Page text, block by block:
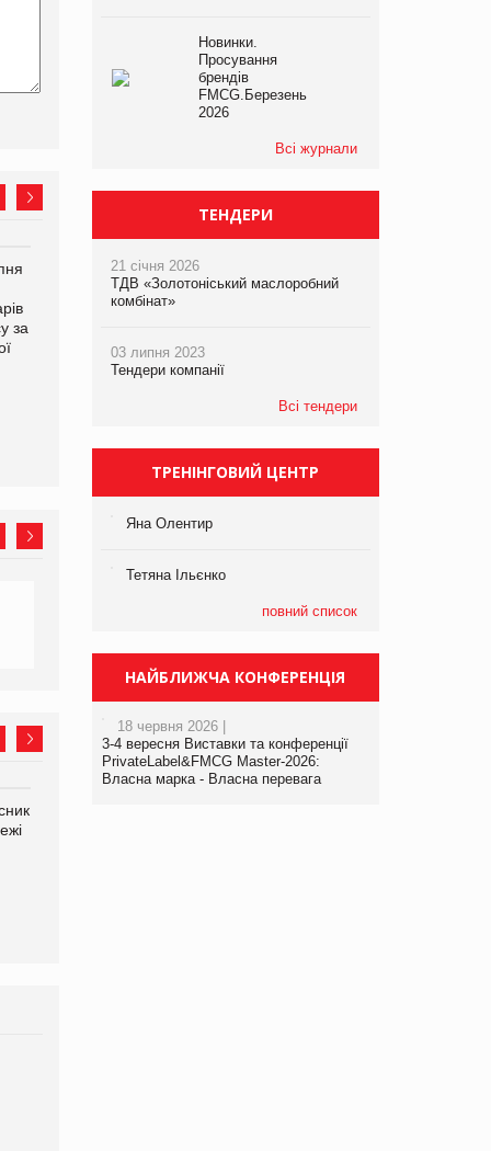
за
Смачне поповнення
дитячого меню: у VARUS
з’явилися новинки від ТМ
заморожені хлібобулочні
Новинки.
Просування
брендів
FMCG.Березень
2026
Всі журнали
ТЕНДЕРИ
21 січня 2026
ТДВ «Золотоніський маслоробний
комбінат»
03 липня 2023
Тендери компанії
Всі тендери
ТРЕНІНГОВИЙ ЦЕНТР
Яна Олентир
Тетяна Ільєнко
повний список
НАЙБЛИЖЧА КОНФЕРЕНЦІЯ
18 червня 2026 |
3-4 вересня Виставки та конференції
PrivateLabel&FMCG Master-2026:
Власна марка - Власна перевага